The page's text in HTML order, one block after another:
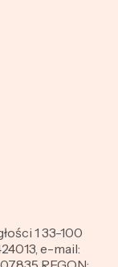
1 33-100
e-mail: